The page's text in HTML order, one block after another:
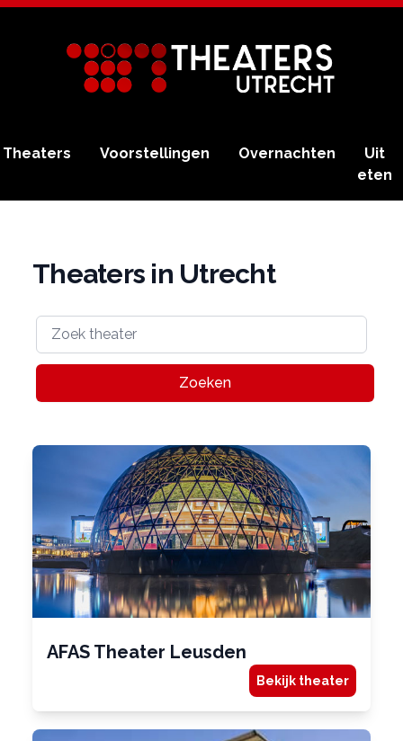
Theaters Voorstellingen Overnachten
Uit
eten
Theaters in Utrecht
Zoeken
AFAS Theater Leusden
Bekijk theater